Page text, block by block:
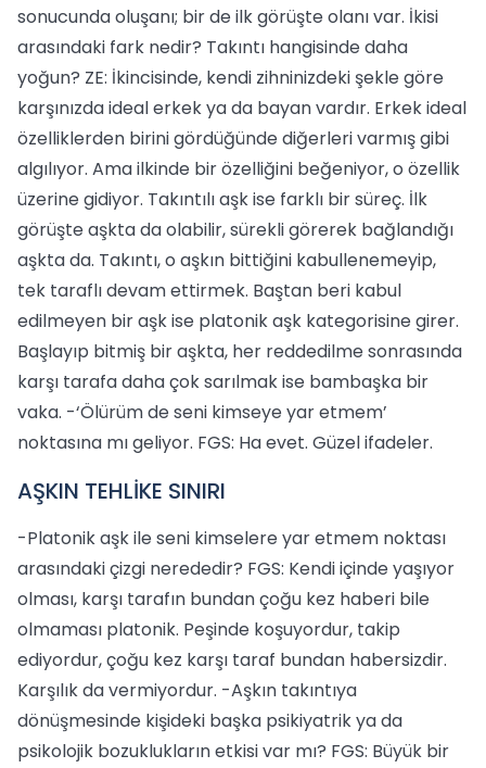
sonucunda oluşanı; bir de ilk görüşte olanı var. İkisi
arasındaki fark nedir? Takıntı hangisinde daha
yoğun? ZE: İkincisinde, kendi zihninizdeki şekle göre
karşınızda ideal erkek ya da bayan vardır. Erkek ideal
özelliklerden birini gördüğünde diğerleri varmış gibi
algılıyor. Ama ilkinde bir özelliğini beğeniyor, o özellik
üzerine gidiyor. Takıntılı aşk ise farklı bir süreç. İlk
görüşte aşkta da olabilir, sürekli görerek bağlandığı
aşkta da. Takıntı, o aşkın bittiğini kabullenemeyip,
tek taraflı devam ettirmek. Baştan beri kabul
edilmeyen bir aşk ise platonik aşk kategorisine girer.
Başlayıp bitmiş bir aşkta, her reddedilme sonrasında
karşı tarafa daha çok sarılmak ise bambaşka bir
vaka. -‘Ölürüm de seni kimseye yar etmem’
noktasına mı geliyor. FGS: Ha evet. Güzel ifadeler.
AŞKIN TEHLİKE SINIRI
-Platonik aşk ile seni kimselere yar etmem noktası
arasındaki çizgi nerededir? FGS: Kendi içinde yaşıyor
olması, karşı tarafın bundan çoğu kez haberi bile
olmaması platonik. Peşinde koşuyordur, takip
ediyordur, çoğu kez karşı taraf bundan habersizdir.
Karşılık da vermiyordur. -Aşkın takıntıya
dönüşmesinde kişideki başka psikiyatrik ya da
psikolojik bozuklukların etkisi var mı? FGS: Büyük bir